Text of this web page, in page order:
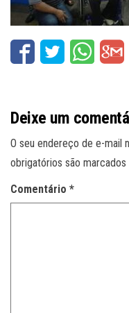
Deixe um
O seu endereço de e-mail
obrigatórios são marcados
Comentário *